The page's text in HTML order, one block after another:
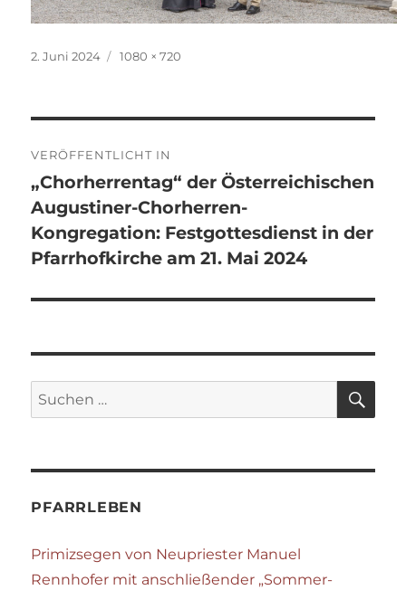
Veröffentlicht
2. Juni 2024 Originalgröße
1080 × 720
VERÖFFENTLICHT IN
„Chorherrentag“ der Österreichischen
Augustiner-Chorherren-
Kongregation: Festgottesdienst in der
Pfarrhofkirche am 21. Mai 2024
Suchen
nach:
PFARRLEBEN
Primizsegen von Neupriester Manuel
Rennhofer mit anschließender „Sommer-